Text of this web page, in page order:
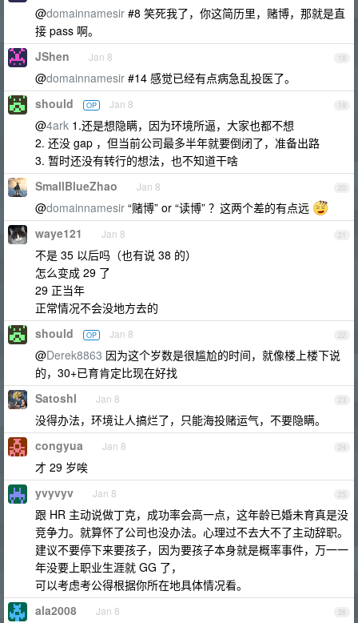
@domainnamesir #8 笑死我了，你这简历里，赌博，那就是直
接 pass 啊。
18
JShen Jan 8
@domainnamesir #14 感觉已经有点病急乱投医了。
19
should OP Jan 8
@4ark 1.还是想隐瞒，因为环境所逼，大家也都不想
2. 还没 gap ，但当前公司最多半年就要倒闭了，准备出路
3. 暂时还没有转行的想法，也不知道干啥
20
SmallBlueZhao Jan 8
@domainnamesir “赌博” or “读博” ？这两个差的有点远
21
waye121 Jan 8
不是 35 以后吗（也有说 38 的）
怎么变成 29 了
29 正当年
正常情况不会没地方去的
22
should OP Jan 8
@Derek8863 因为这个岁数是很尴尬的时间，就像楼上楼下说
的，30+已育肯定比现在好找
23
Satoshl Jan 8
没得办法，环境让人搞烂了，只能海投赌运气，不要隐瞒。
24
congyua Jan 8
才 29 岁唉
25
yvyvyv Jan 8
跟 HR 主动说做丁克，成功率会高一点，这年龄已婚未育真是没
竞争力。就算怀了公司也没办法。心理过不去大不了主动辞职。
建议不要停下来要孩子，因为要孩子本身就是概率事件，万一一
年没要上职业生涯就 GG 了，
可以考虑考公得根据你所在地具体情况看。
26
ala2008 Jan 8